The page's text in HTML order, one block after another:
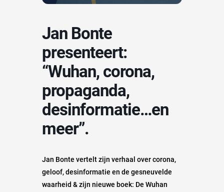
Jan Bonte
presenteert:
“Wuhan, corona,
propaganda,
desinformatie…en
meer”.
Jan Bonte vertelt zijn verhaal over corona,
geloof, desinformatie en de gesneuvelde
waarheid & zijn nieuwe boek: De Wuhan